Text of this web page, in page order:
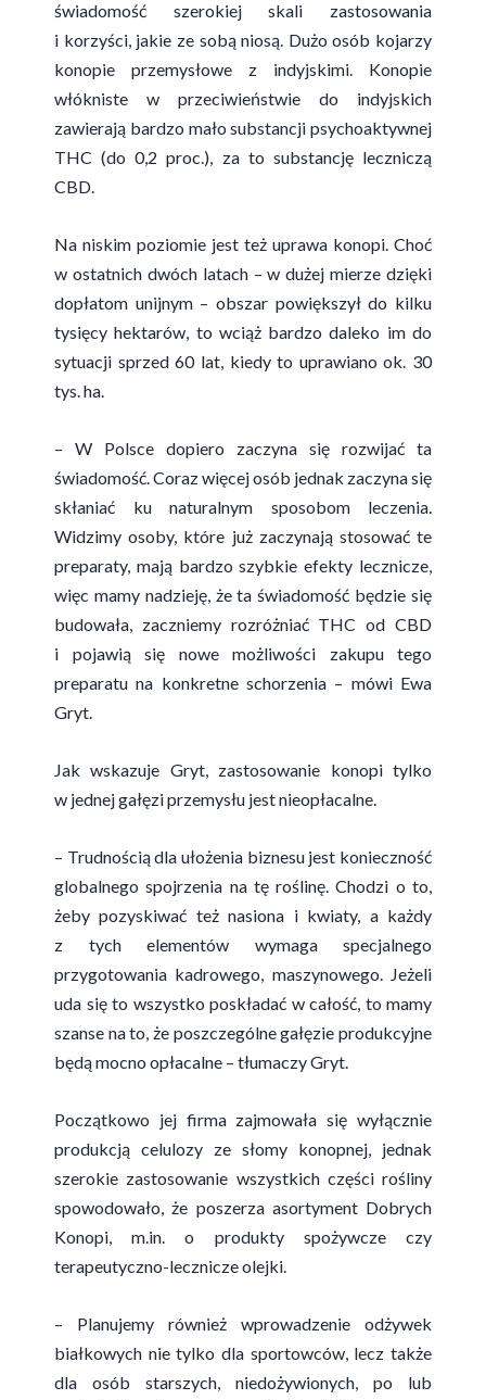
świadomość szerokiej skali zastosowania
i korzyści, jakie ze sobą niosą. Dużo osób kojarzy
konopie przemysłowe z indyjskimi. Konopie
włókniste w przeciwieństwie do indyjskich
zawierają bardzo mało substancji psychoaktywnej
THC (do 0,2 proc.), za to substancję leczniczą
CBD.
Na niskim poziomie jest też uprawa konopi. Choć
w ostatnich dwóch latach – w dużej mierze dzięki
dopłatom unijnym – obszar powiększył do kilku
tysięcy hektarów, to wciąż bardzo daleko im do
sytuacji sprzed 60 lat, kiedy to uprawiano ok. 30
tys. ha.
– W Polsce dopiero zaczyna się rozwijać ta
świadomość. Coraz więcej osób jednak zaczyna się
skłaniać ku naturalnym sposobom leczenia.
Widzimy osoby, które już zaczynają stosować te
preparaty, mają bardzo szybkie efekty lecznicze,
więc mamy nadzieję, że ta świadomość będzie się
budowała, zaczniemy rozróżniać THC od CBD
i pojawią się nowe możliwości zakupu tego
preparatu na konkretne schorzenia – mówi Ewa
Gryt.
Jak wskazuje Gryt, zastosowanie konopi tylko
w jednej gałęzi przemysłu jest nieopłacalne.
– Trudnością dla ułożenia biznesu jest konieczność
globalnego spojrzenia na tę roślinę. Chodzi o to,
żeby pozyskiwać też nasiona i kwiaty, a każdy
z tych elementów wymaga specjalnego
przygotowania kadrowego, maszynowego. Jeżeli
uda się to wszystko poskładać w całość, to mamy
szanse na to, że poszczególne gałęzie produkcyjne
będą mocno opłacalne – tłumaczy Gryt.
Początkowo jej firma zajmowała się wyłącznie
produkcją celulozy ze słomy konopnej, jednak
szerokie zastosowanie wszystkich części rośliny
spowodowało, że poszerza asortyment Dobrych
Konopi, m.in. o produkty spożywcze czy
terapeutyczno-lecznicze olejki.
– Planujemy również wprowadzenie odżywek
białkowych nie tylko dla sportowców, lecz także
dla osób starszych, niedożywionych, po lub